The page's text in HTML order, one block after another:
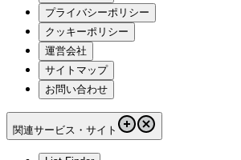
プライバシーポリシー
クッキーポリシー
運営会社
サイトマップ
お問い合わせ
関連サービス・サイト